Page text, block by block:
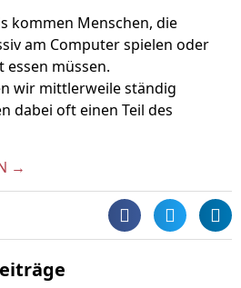
kommen Menschen, die
am Computer spielen oder
müssen.
wir mittlerweile ständig
dabei oft einen Teil des
→